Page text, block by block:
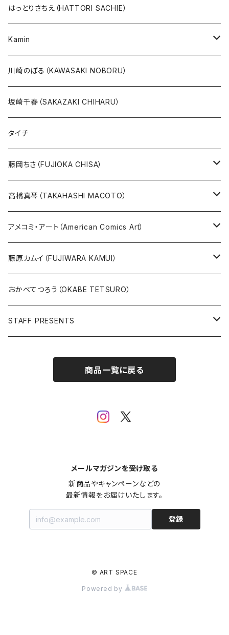
10万未満
20万未満
本、カレンダー
イバラード新作版画2026
鉄腕アトム
ジャングル大帝
その他
人気作品TOP10
版画
あしたのジョー
その他
人気作品TOP5
はっとりさちえ（HATTORI SACHIE）
Kamin
版画
川崎のぼる（KAWASAKI NOBORU）
坂崎千春（SAKAZAKI CHIHARU）
タイチ
藤岡ちさ（FUJIOKA CHISA）
版画
原画
高橋真琴（TAKAHASHI MACOTO）
版画
直筆サイン入り
版上サイン【新作】
グッズ
アメコミ・アート（American Comics Art）
ガブリエーレ・デッロット版画
SPIDER MAN
BATMAN
人気作品TOP5
藤原カムイ（FUJIWARA KAMUI）
複製原画
おかべてつろう（OKABE TETSURO）
STAFF PRESENTS
商品一覧に戻る
メールマガジンを受け取る
新商品やキャンペーンなどの
最新情報をお届けいたします。
登録
© ART SPACE
Powered by